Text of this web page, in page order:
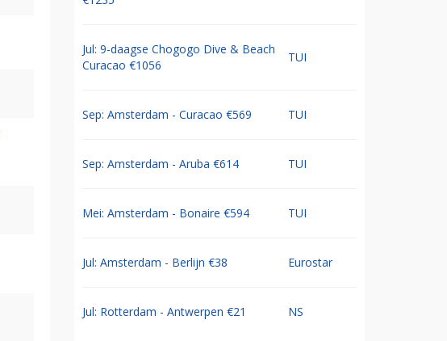
Jul: 9-daagse Chogogo Dive & Beach
Curacao €1056
TUI
Sep: Amsterdam - Curacao €569 TUI
Sep: Amsterdam - Aruba €614 TUI
Mei: Amsterdam - Bonaire €594 TUI
Jul: Amsterdam - Berlijn €38 Eurostar
Jul: Rotterdam - Antwerpen €21 NS